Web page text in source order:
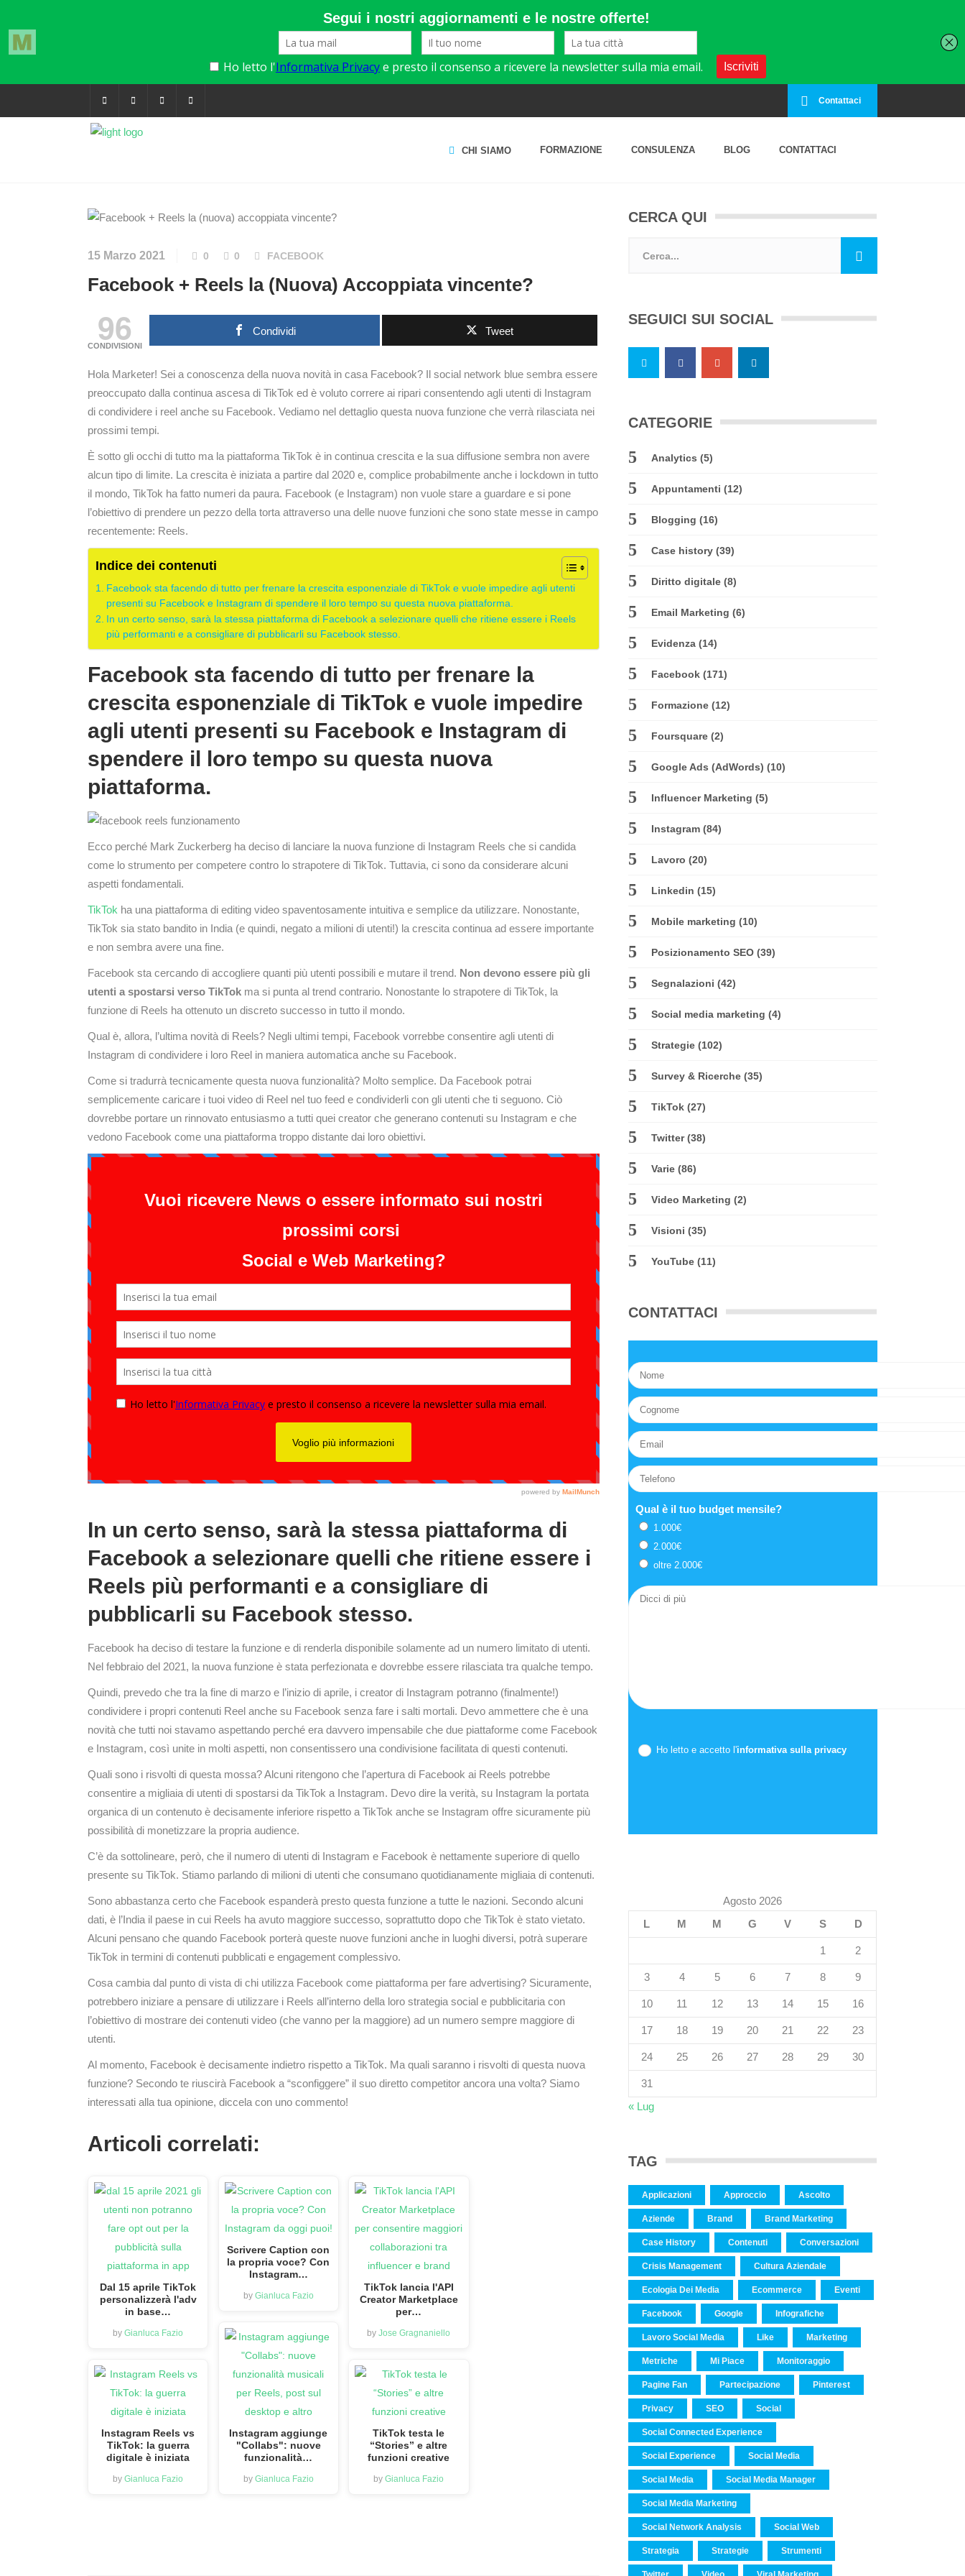
Contattaci
CHI SIAMO FORMAZIONE CONSULENZA BLOG CONTATTACI
15 Marzo 2021 0 0 FACEBOOK
Facebook + Reels la (Nuova) Accoppiata vincente?
96
CONDIVISIONI
Condividi Tweet
Hola Marketer! Sei a conoscenza della nuova novità in casa Facebook? Il social network blue sembra essere
preoccupato dalla continua ascesa di TikTok ed è voluto correre ai ripari consentendo agli utenti di Instagram
di condividere i reel anche su Facebook. Vediamo nel dettaglio questa nuova funzione che verrà rilasciata nei
prossimi tempi.
È sotto gli occhi di tutto ma la piattaforma TikTok è in continua crescita e la sua diffusione sembra non avere
alcun tipo di limite. La crescita è iniziata a partire dal 2020 e, complice probabilmente anche i lockdown in tutto
il mondo, TikTok ha fatto numeri da paura. Facebook (e Instagram) non vuole stare a guardare e si pone
l’obiettivo di prendere un pezzo della torta attraverso una delle nuove funzioni che sono state messe in campo
recentemente: Reels.
Indice dei contenuti
Facebook sta facendo di tutto per frenare la crescita esponenziale di TikTok e vuole impedire agli utenti
presenti su Facebook e Instagram di spendere il loro tempo su questa nuova piattaforma.
In un certo senso, sarà la stessa piattaforma di Facebook a selezionare quelli che ritiene essere i Reels
più performanti e a consigliare di pubblicarli su Facebook stesso.
Facebook sta facendo di tutto per frenare la
crescita esponenziale di TikTok e vuole impedire
agli utenti presenti su Facebook e Instagram di
spendere il loro tempo su questa nuova
piattaforma.
Ecco perché Mark Zuckerberg ha deciso di lanciare la nuova funzione di Instagram Reels che si candida
come lo strumento per competere contro lo strapotere di TikTok. Tuttavia, ci sono da considerare alcuni
aspetti fondamentali.
TikTok ha una piattaforma di editing video spaventosamente intuitiva e semplice da utilizzare. Nonostante,
TikTok sia stato bandito in India (e quindi, negato a milioni di utenti!) la crescita continua ad essere importante
e non sembra avere una fine.
Facebook sta cercando di accogliere quanti più utenti possibili e mutare il trend. Non devono essere più gli
utenti a spostarsi verso TikTok ma si punta al trend contrario. Nonostante lo strapotere di TikTok, la
funzione di Reels ha ottenuto un discreto successo in tutto il mondo.
Qual è, allora, l’ultima novità di Reels? Negli ultimi tempi, Facebook vorrebbe consentire agli utenti di
Instagram di condividere i loro Reel in maniera automatica anche su Facebook.
Come si tradurrà tecnicamente questa nuova funzionalità? Molto semplice. Da Facebook potrai
semplicemente caricare i tuoi video di Reel nel tuo feed e condividerli con gli utenti che ti seguono. Ciò
dovrebbe portare un rinnovato entusiasmo a tutti quei creator che generano contenuti su Instagram e che
vedono Facebook come una piattaforma troppo distante dai loro obiettivi.
In un certo senso, sarà la stessa piattaforma di
Facebook a selezionare quelli che ritiene essere i
Reels più performanti e a consigliare di
pubblicarli su Facebook stesso.
Facebook ha deciso di testare la funzione e di renderla disponibile solamente ad un numero limitato di utenti.
Nel febbraio del 2021, la nuova funzione è stata perfezionata e dovrebbe essere rilasciata tra qualche tempo.
Quindi, prevedo che tra la fine di marzo e l’inizio di aprile, i creator di Instagram potranno (finalmente!)
condividere i propri contenuti Reel anche su Facebook senza fare i salti mortali. Devo ammettere che è una
novità che tutti noi stavamo aspettando perché era davvero impensabile che due piattaforme come Facebook
e Instagram, così unite in molti aspetti, non consentissero una condivisione facilitata di questi contenuti.
Quali sono i risvolti di questa mossa? Alcuni ritengono che l’apertura di Facebook ai Reels potrebbe
consentire a migliaia di utenti di spostarsi da TikTok a Instagram. Devo dire la verità, su Instagram la portata
organica di un contenuto è decisamente inferiore rispetto a TikTok anche se Instagram offre sicuramente più
possibilità di monetizzare la propria audience.
C’è da sottolineare, però, che il numero di utenti di Instagram e Facebook è nettamente superiore di quello
presente su TikTok. Stiamo parlando di milioni di utenti che consumano quotidianamente migliaia di contenuti.
Sono abbastanza certo che Facebook espanderà presto questa funzione a tutte le nazioni. Secondo alcuni
dati, è l’India il paese in cui Reels ha avuto maggiore successo, soprattutto dopo che TikTok è stato vietato.
Alcuni pensano che quando Facebook porterà queste nuove funzioni anche in luoghi diversi, potrà superare
TikTok in termini di contenuti pubblicati e engagement complessivo.
Cosa cambia dal punto di vista di chi utilizza Facebook come piattaforma per fare advertising? Sicuramente,
potrebbero iniziare a pensare di utilizzare i Reels all’interno della loro strategia social e pubblicitaria con
l’obiettivo di mostrare dei contenuti video (che vanno per la maggiore) ad un numero sempre maggiore di
utenti.
Al momento, Facebook è decisamente indietro rispetto a TikTok. Ma quali saranno i risvolti di questa nuova
funzione? Secondo te riuscirà Facebook a “sconfiggere” il suo diretto competitor ancora una volta? Siamo
interessati alla tua opinione, diccela con uno commento!
Articoli correlati:
Dal 15 aprile TikTok
personalizzerà l'adv
in base…
byGianluca Fazio
Instagram Reels vs
TikTok: la guerra
digitale è iniziata
byGianluca Fazio
Scrivere Caption con
la propria voce? Con
Instagram…
by Gianluca Fazio
Instagram aggiunge
"Collabs": nuove
funzionalità…
by Gianluca Fazio
TikTok lancia l'API
Creator Marketplace
per…
byJose Gragnaniello
TikTok testa le
“Stories” e altre
funzioni creative
byGianluca Fazio
CERCA QUI
SEGUICI SUI SOCIAL
CATEGORIE
Analytics (5)
Appuntamenti (12)
Blogging (16)
Case history (39)
Diritto digitale (8)
Email Marketing (6)
Evidenza (14)
Facebook (171)
Formazione (12)
Foursquare (2)
Google Ads (AdWords) (10)
Influencer Marketing (5)
Instagram (84)
Lavoro (20)
Linkedin (15)
Mobile marketing (10)
Posizionamento SEO (39)
Segnalazioni (42)
Social media marketing (4)
Strategie (102)
Survey & Ricerche (35)
TikTok (27)
Twitter(38)
Varie (86)
Video Marketing (2)
Visioni (35)
YouTube (11)
CONTATTACI
Qual è il tuo budget mensile?
1.000€
2.000€
oltre 2.000€
Ho letto e accetto l'informativa sulla privacy
Agosto 2026
L
M M G V S D
1 2
3 4 5 6 7 8 9
10 11 12 13 14 15 16
17 18 19 20 21 22 23
24 25 26 27 28 29 30
31
« Lug
TAG
Applicazioni Approccio Ascolto
Aziende Brand Brand Marketing
Case History Contenuti Conversazioni
Crisis Management Cultura Aziendale
Ecologia Dei Media Ecommerce Eventi
Facebook Google Infografiche
Lavoro Social Media Like Marketing
Metriche Mi Piace Monitoraggio
Pagine Fan Partecipazione Pinterest
Privacy SEO Social
Social Connected Experience
Social Experience Social Media
Social Media Social Media Manager
Social Media Marketing
Social Network Analysis Social Web
Strategia Strategie Strumenti